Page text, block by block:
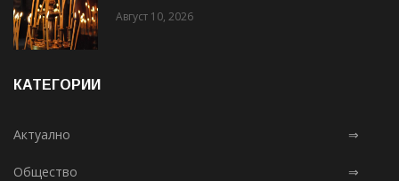
Август 10, 2026
КАТЕГОРИИ
Актуално ⇒
Общество ⇒